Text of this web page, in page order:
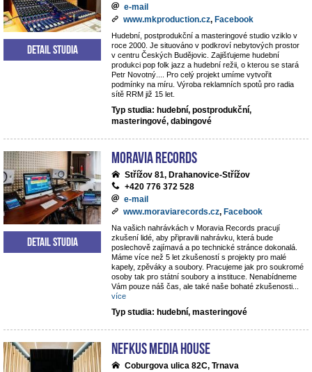
e-mail
www.mkproduction.cz, Facebook
Hudební, postprodukční a masteringové studio vziklo v
roce 2000. Je situováno v podkroví nebytových prostor
v centru Českých Budějovic. Zajišťujeme hudební
produkci pop folk jazz a hudební režii, o kterou se stará
Petr Novotný.... Pro celý projekt umíme vytvořit
podmínky na míru. Výroba reklamních spotů pro radia
sítě RRM již 15 let.
Typ studia: hudební, postprodukční,
masteringové, dabingové
Detail studia
Moravia Records
Střížov 81, Drahanovice-Střížov
+420 776 372 528
e-mail
www.moraviarecords.cz, Facebook
Na vašich nahrávkách v Moravia Records pracují
zkušení lidé, aby připravili nahrávku, která bude
poslechově zajímavá a po technické stránce dokonalá.
Máme více než 5 let zkušeností s projekty pro malé
kapely, zpěváky a soubory. Pracujeme jak pro soukromé
osoby tak pro státní soubory a instituce. Nenabídneme
Vám pouze náš čas, ale také naše bohaté zkušenosti
více
Typ studia: hudební, masteringové
Detail studia
NEFKUS Media House
Coburgova ulica 82C, Trnava